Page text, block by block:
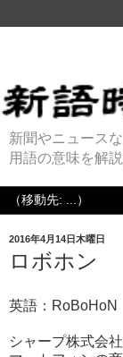
新聞やニュース
用語の意味を解
2016年4月14日木曜日
ロボホン
英語：RoBoHoN
シャープ株式会